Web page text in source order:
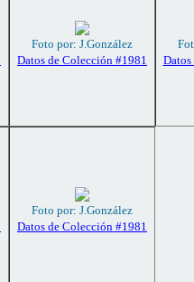
Foto por: J.González
Datos de Colección #1981
Foto por: J.González
Datos de Colección #1981